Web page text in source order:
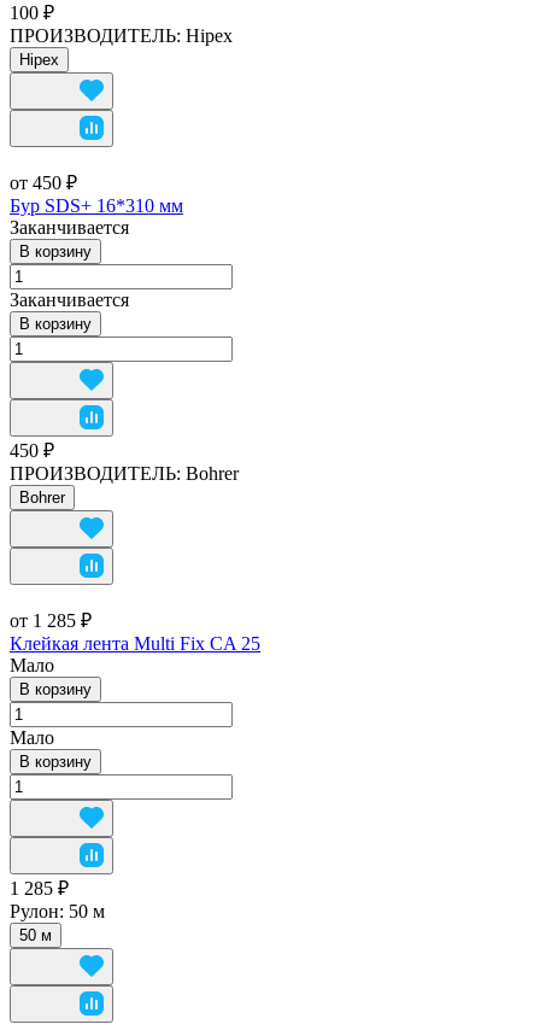
100 ₽
ПРОИЗВОДИТЕЛЬ: Hipex
Hipex
от 450 ₽
Бур SDS+ 16*310 мм
Заканчивается
В корзину
Заканчивается
В корзину
450 ₽
ПРОИЗВОДИТЕЛЬ: Bohrer
Bohrer
от 1 285 ₽
Клейкая лента Multi Fix CA 25
Мало
В корзину
Мало
В корзину
1 285 ₽
Рулон: 50 м
50 м